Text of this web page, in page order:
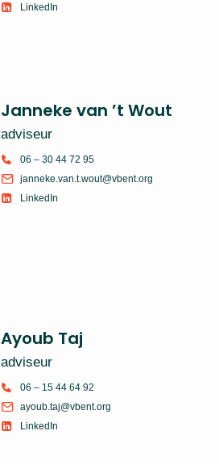
LinkedIn
Janneke van ’t Wout
adviseur
06 – 30 44 72 95
janneke.van.t.wout@vbent.org
LinkedIn
Ayoub Taj
adviseur
06 – 15 44 64 92
ayoub.taj@vbent.org
LinkedIn